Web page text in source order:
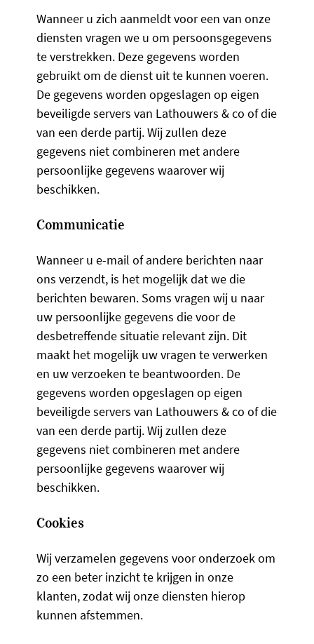
Wanneer u zich aanmeldt voor een van onze
diensten vragen we u om persoonsgegevens
te verstrekken. Deze gegevens worden
gebruikt om de dienst uit te kunnen voeren.
De gegevens worden opgeslagen op eigen
beveiligde servers van Lathouwers & co of die
van een derde partij. Wij zullen deze
gegevens niet combineren met andere
persoonlijke gegevens waarover wij
beschikken.
Communicatie
Wanneer u e-mail of andere berichten naar
ons verzendt, is het mogelijk dat we die
berichten bewaren. Soms vragen wij u naar
uw persoonlijke gegevens die voor de
desbetreffende situatie relevant zijn. Dit
maakt het mogelijk uw vragen te verwerken
en uw verzoeken te beantwoorden. De
gegevens worden opgeslagen op eigen
beveiligde servers van Lathouwers & co of die
van een derde partij. Wij zullen deze
gegevens niet combineren met andere
persoonlijke gegevens waarover wij
beschikken.
Cookies
Wij verzamelen gegevens voor onderzoek om
zo een beter inzicht te krijgen in onze
klanten, zodat wij onze diensten hierop
kunnen afstemmen.